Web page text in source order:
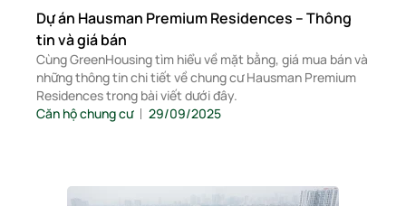
Dự án Hausman Premium Residences – Thông
tin và giá bán
Cùng GreenHousing tìm hiểu về mặt bằng, giá mua bán và
những thông tin chi tiết về chung cư Hausman Premium
Residences trong bài viết dưới đây.
Căn hộ chung cư
29/09/2025